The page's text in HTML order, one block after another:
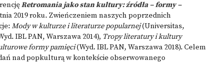
Retromania jako stan kultury: źródła – formy –
2019 roku. Zwieńczeniem naszych poprzednich
Mody w kulturze i literaturze popularnej(Universitas,
IBL PAN, Warszawa 2014), Tropy literatury i kultury
formy pamięci(Wyd. IBL PAN, Warszawa 2018). Celem
nad popkulturą w kontekście obserwowanego